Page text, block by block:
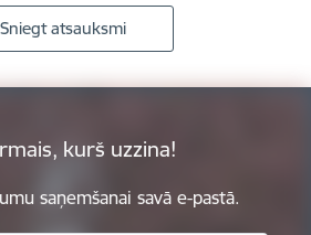
Sniegt atsauksmi
kurš uzzina!
saņemšanai savā e-pastā.